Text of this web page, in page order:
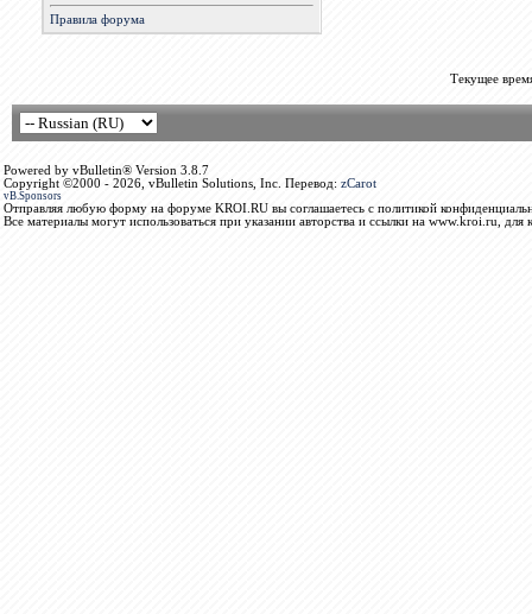
Правила форума
Текущее
Powered by vBulletin® Version 3.8.7
Copyright ©2000 - 2026, vBulletin Solutions, Inc. Перевод: zCarot
vB.Sponsors
Отправляя любую форму на форуме KROI.RU вы соглашаетесь с политикой
Все материалы могут использоваться при указании авторства и ссылки на www.kroi.ru, для